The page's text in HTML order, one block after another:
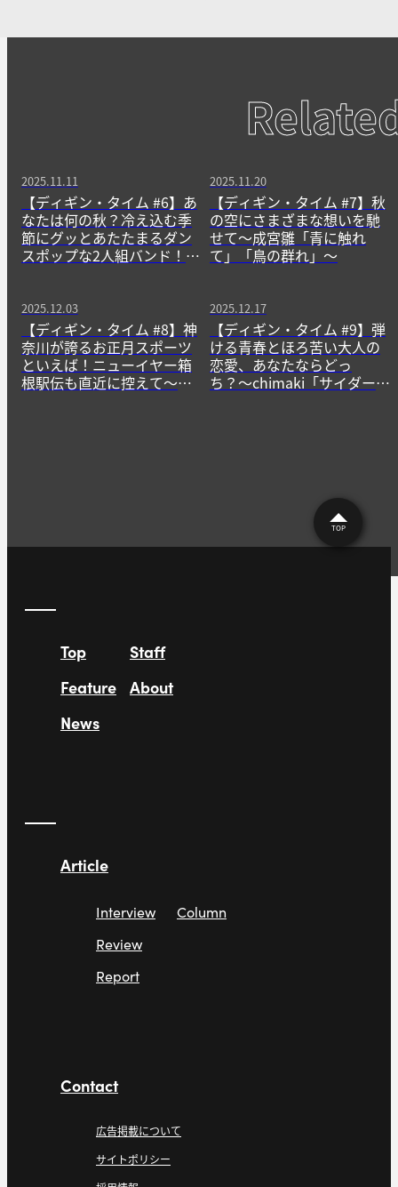
2025.11.11
【ディギン・タイム #6】あ
なたは何の秋？冷え込む季
節にグッとあたたまるダン
スポップな2人組バンド！〜
2025.11.20
【ディギン・タイム #7】秋
の空にさまざまな想いを馳
せて〜成宮雛「青に触れ
て」「鳥の群れ」〜
2025.12.03
【ディギン・タイム #8】神
奈川が誇るお正月スポーツ
といえば！ニューイヤー箱
根駅伝も直近に控えて〜
2025.12.17
【ディギン・タイム #9】弾
ける青春とほろ苦い大人の
恋愛、あなたならどっ
ち？〜chimaki「サイダー」
TOP
Top
Feature
News
Staff
About
Article
Interview
Review
Report
Column
Contact
広告掲載について
サイトポリシー